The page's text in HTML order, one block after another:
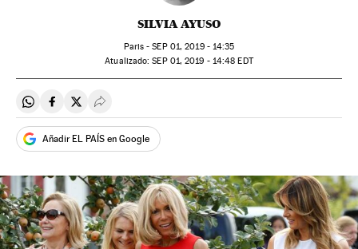
SILVIA AYUSO
Paris -SEP01, 2019 - 14:35
atualizado: SEP01, 2019 - 14:48 EDT
Compartir en Whatsapp
Compartir en Facebook
Compartir en Twitter
Desplegar Redes Sociales
Añadir EL PAÍS en Google